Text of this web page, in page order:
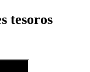
tesoros